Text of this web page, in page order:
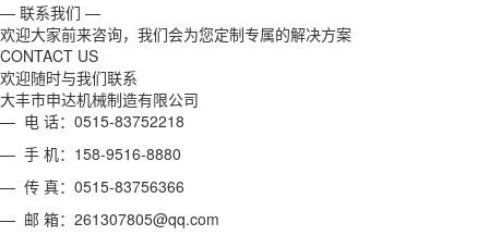
— 联系我们 —
欢迎大家前来咨询，我们会为您定制专属的解决方案
CONTACT US
欢迎随时与我们联系
大丰市申达机械制造有限公司
— 电 话：0515-83752218
— 手 机：158-9516-8880
— 传 真：0515-83756366
— 邮 箱：261307805@qq.com